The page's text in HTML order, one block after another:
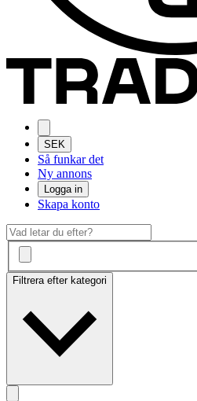
SEK
Så funkar det
Ny annons
Logga in
Skapa konto
Filtrera efter kategori